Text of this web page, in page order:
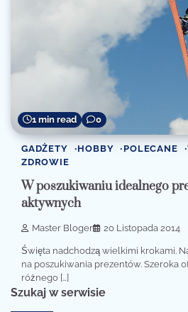
1 min read 0
GADŻETY HOBBY POLECANE
ZDROWIE
W poszukiwaniu idealnego
aktywnych
Master Bloger 20 Listopada 2014
Święta nadchodzą wielkimi krokami.
na poszukiwania prezentów. Szeroka
różnego […]
Szukaj w serwisie